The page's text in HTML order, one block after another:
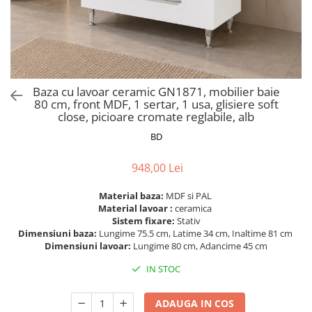
Saltele Pocket
Saltele cu arcuri impachetate
individual
Saltele Memory Pocket
Saltele Memory Foam
Saltele Memory Pocket
Saltele cu plasa arcuri
Saltele cu spuma poliuretanica
Saltele 140x200
Saltele 160x200
Noptiere
Seturi de pat si saltea
Masute de toaleta
Mobilier living
Scaune pentru living
Seturi comode living si vitrine
Scaune ergonomice
Etajere Birou
Dulap birou
Scaune pentru vizitatori
Scaune birou
Scaune profesionale
Scaune Lemn
Scaune birou copii
Scaune resigilate
Baza cu lavoar ceramic GN1871, mobilier baie
80 cm, front MDF, 1 sertar, 1 usa, glisiere soft
close, picioare cromate reglabile, alb
BD
948,00 Lei
Material baza: MDF si PAL
Material lavoar : ceramica
Sistem fixare: Stativ
Dimensiuni baza: Lungime 75.5 cm, Latime 34 cm, Inaltime 81 cm
Dimensiuni lavoar: Lungime 80 cm, Adancime 45 cm
IN STOC
ADAUGA IN COS